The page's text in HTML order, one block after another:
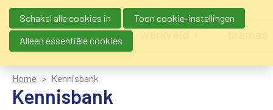
Main navigation
nieuws agenda
Home Kennisbank
Kennisbank
Schakel alle cookies in
Toon cookie-instellingen
Alleen essentiële cookies